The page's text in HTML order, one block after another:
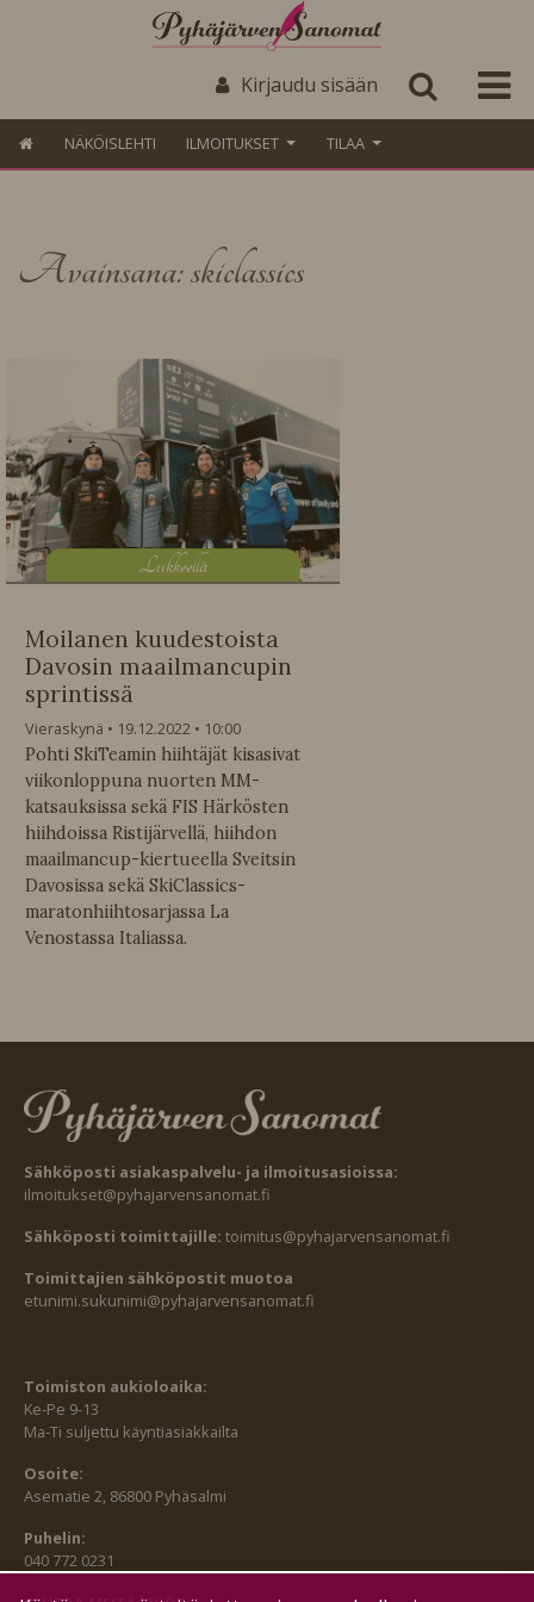
Kirjaudu sisään
NÄKÖISLEHTI ILMOITUKSET TILAA
Avainsana: skiclassics
Liikkeellä
Moilanen kuudestoista
Davosin maailmancupin
sprintissä
Vieraskynä 19.12.2022
10:00
Pohti SkiTeamin hiihtäjät kisasivat
viikonloppuna nuorten MM-
katsauksissa sekä FIS Härkösten
hiihdoissa Ristijärvellä, hiihdon
maailmancup-kiertueella Sveitsin
Davosissa sekä SkiClassics-
maratonhiihtosarjassa La
Venostassa Italiassa.
Sähköposti asiakaspalvelu- ja ilmoitusasioissa:
ilmoitukset@pyhajarvensanomat.fi
Sähköposti toimittajille: toimitus@pyhajarvensanomat.fi
Toimittajien sähköpostit muotoa
etunimi.sukunimi@pyhajarvensanomat.fi
Toimiston aukioloaika:
Ke-Pe 9-13
Ma-Ti suljettu käyntiasiakkailta
Osoite:
Asematie 2, 86800 Pyhäsalmi
Puhelin:
040 772 0231